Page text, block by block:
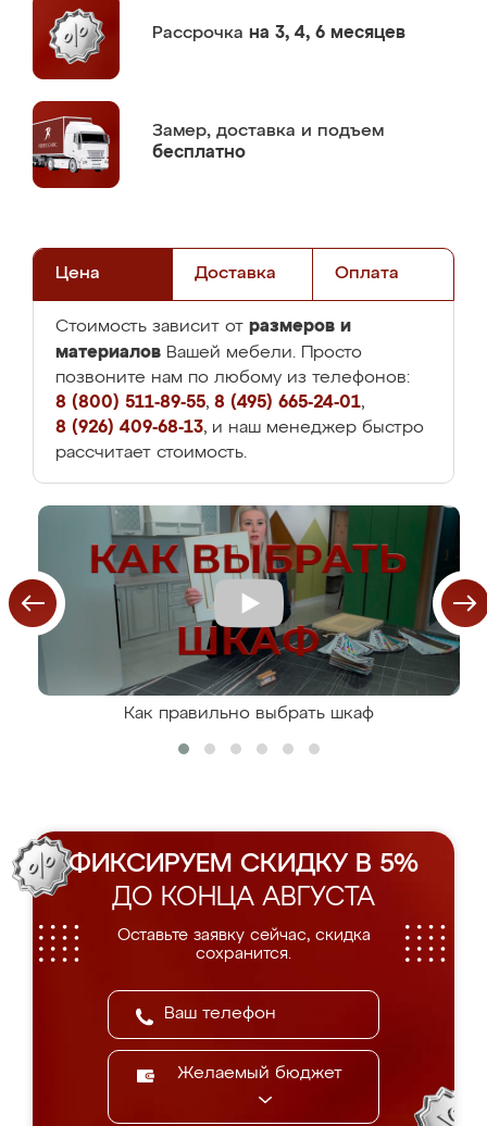
Рассрочка на 3, 4, 6 месяцев
Замер, доставка и подъем
бесплатно
Цена Доставка Оплата
Стоимость зависит от размеров и
материалов Вашей мебели. Просто
позвоните нам по любому из телефонов:
8 (800) 511-89-55, 8 (495) 665-24-01,
8 (926) 409-68-13, и наш менеджер быстро
рассчитает стоимость.
Как правильно выбрать шкаф
ФИКСИРУЕМ СКИДКУ В 5%
ДО КОНЦА АВГУСТА
Оставьте заявку сейчас, скидка
сохранится.
Желаемый бюджет